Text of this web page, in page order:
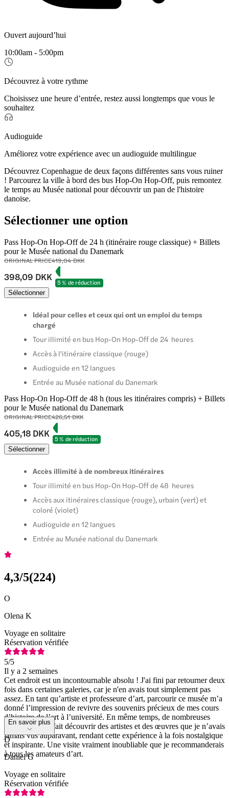
Ouvert aujourd’hui
10:00am - 5:00pm
Découvrez à votre rythme
Choisissez une heure d’entrée, restez aussi longtemps que vous le
souhaitez
Audioguide
Améliorez votre expérience avec un audioguide multilingue
Découvrez Copenhague de deux façons différentes sans vous ruiner
! Parcourez la ville à bord des bus Hop-On Hop-Off, puis remontez
le temps au Musée national pour découvrir un pan de l'histoire
danoise.
Sélectionner une option
Pass Hop-On Hop-Off de 24 h (itinéraire rouge classique) + Billets
pour le Musée national du Danemark
ORIGINAL PRICE419,04 DKK
398,09 DKK
5 % de réduction
Sélectionner
Idéal pour celles et ceux qui ont un emploi du temps
chargé
Tour illimité en bus Hop-On Hop-Off de 24 heures
Accès à l'itinéraire classique (rouge)
Audioguide en 12 langues
Entrée au Musée national du Danemark
Pass Hop-On Hop-Off de 48 h (tous les itinéraires compris) + Billets
pour le Musée national du Danemark
ORIGINAL PRICE426,51 DKK
405,18 DKK
5 % de réduction
Sélectionner
Accès illimité à de nombreux itinéraires
Tour illimité en bus Hop-On Hop-Off de 48 heures
Accès aux itinéraires classique (rouge), urbain (vert) et
coloré (violet)
Audioguide en 12 langues
Entrée au Musée national du Danemark
4,3/5(224)
O
Olena K
Voyage en solitaire
Réservation vérifiée
5/5
Il y a 2 semaines
Cet endroit est un incontournable absolu ! J'ai fini par retourner deux
fois dans certaines galeries, car je n'en avais tout simplement pas
assez. En tant qu’artiste et professeure d’art, parcourir ce musée m’a
donné l’impression de revivre des souvenirs précieux de mes cours
d’histoire de l’art à l’université. En même temps, de nombreuses
sections m’ont fait découvrir des artistes et des œuvres que je n’avais
jamais vus auparavant, rendant cette expérience à la fois nostalgique
et inspirante. Une visite vraiment inoubliable que je recommanderais
à tous les amateurs d’art.
En savoir plus
D
Daniel G
Voyage en solitaire
Réservation vérifiée